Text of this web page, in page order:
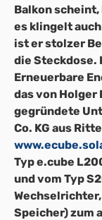
Balkon
es klingelt
ist er stolzer
die Steckdose.
Erneuerbare
das von Holger
gegründete
Co. KG aus
Typ e.cube
und vom Typ
Speicher) zum